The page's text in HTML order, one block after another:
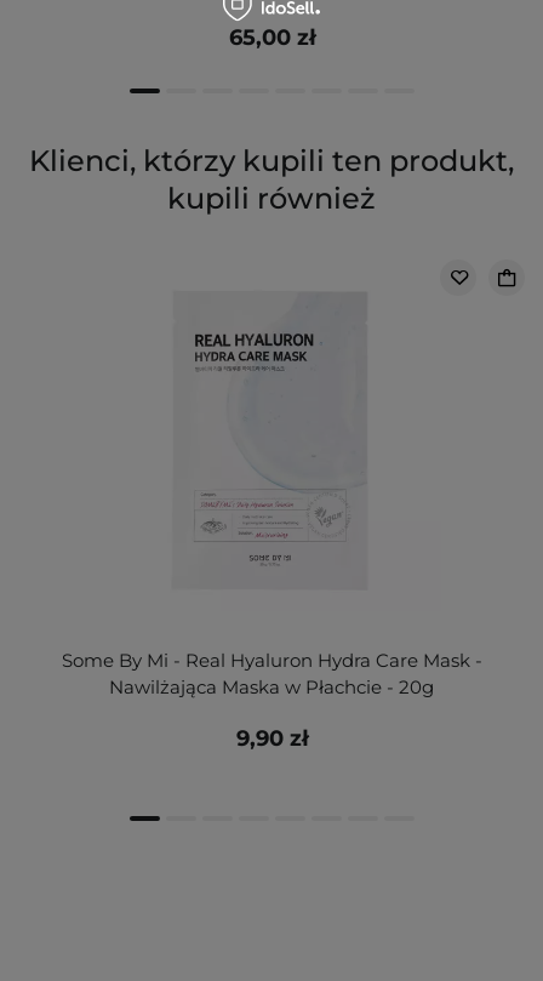
65,00 zł
Klienci, którzy kupili ten produkt,
kupili również
Some By Mi - Real Hyaluron Hydra Care Mask -
Nawilżająca Maska w Płachcie - 20g
9,90 zł